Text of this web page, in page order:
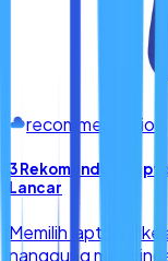
recommendation